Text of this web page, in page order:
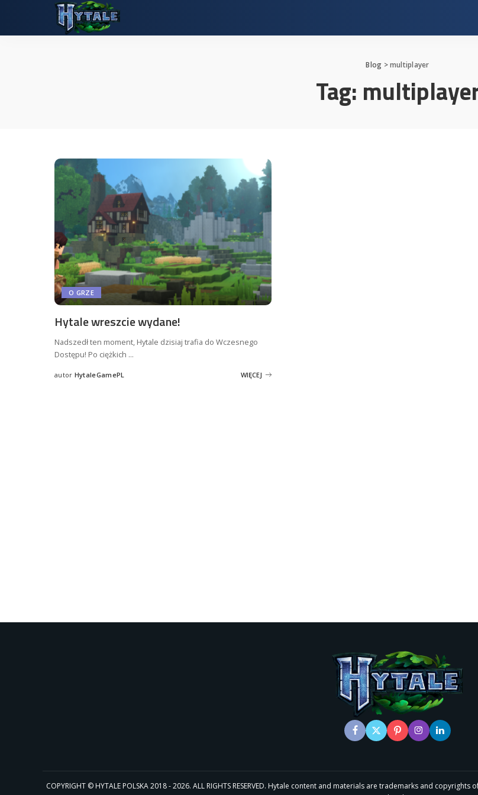
Blog >multiplayer
Tag:
O GRZE
Hytale wreszcie wydane!
Nadszedł ten moment, Hytale dzisiaj trafia do Wczesnego
Dostępu! Po ciężkich ...
Posted
autor HytaleGamePL WIĘCEJ
COPYRIGHT © HYTALE POLSKA 2018 - 2026. ALL RIGHTS RESERVED. Hytale content and materials are trademarks and